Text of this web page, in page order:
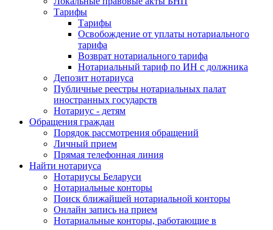
Тарифы
Тарифы
Освобождение от уплаты нотариального
тарифа
Возврат нотариального тарифа
Нотариальный тариф по ИН с должника
Депозит нотариуса
Публичные реестры нотариальных палат
иностранных государств
Нотариус - детям
Обращения граждан
Порядок рассмотрения обращений
Личный прием
Прямая телефонная линия
Найти нотариуса
Нотариусы Беларуси
Нотариальные конторы
Поиск ближайшей нотариальной конторы
Онлайн запись на прием
Нотариальные конторы, работающие в